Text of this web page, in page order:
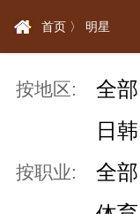
首页 〉 明星
按地区: 全部
日韩
按职业: 全部